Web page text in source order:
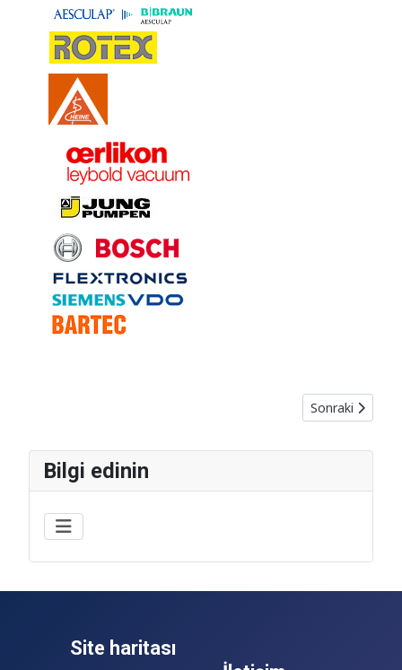
Sonraki makale:
Sonraki
Bilgi edinin
Site haritası